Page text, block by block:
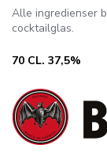
Alle ingredienser
cocktailglas.
70 CL. 37,5%